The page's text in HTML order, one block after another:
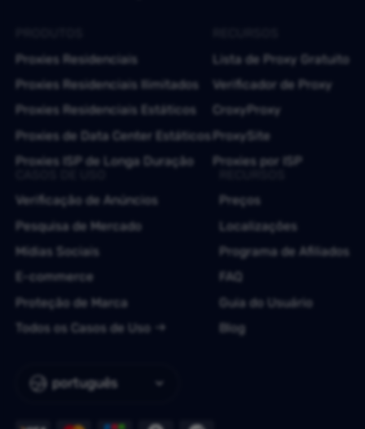
português
Proxies Residenciais
Proxies Residenciais Ilimitados
Proxies Residenciais Estáticos
Proxies de Data Center Estáticos
Proxies ISP de Longa Duração
Lista de Proxy Gratuito
Verificador de Proxy
CroxyProxy
ProxySite
Proxies por ISP
Verificação de Anúncios
Pesquisa de Mercado
Mídias Sociais
E-commerce
Proteção de Marca
Todos os Casos de Uso
Preços
Localizações
Programa de Afiliados
FAQ
Guia do Usuário
Blog